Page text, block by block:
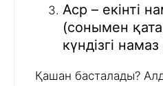
Аср – екінті
(сонымен
күндізгі
Қашан басталады?